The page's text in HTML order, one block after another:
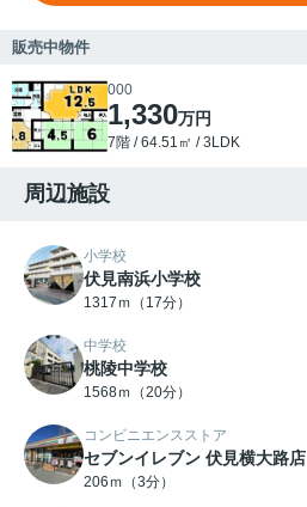
販売中物件
000
1,330万円
7階 / 64.51㎡ / 3LDK
周辺施設
小学校
伏見南浜小学校
1317ｍ（17分）
中学校
桃陵中学校
1568ｍ（20分）
コンビニエンスストア
セブンイレブン 伏見横大路店
206ｍ（3分）